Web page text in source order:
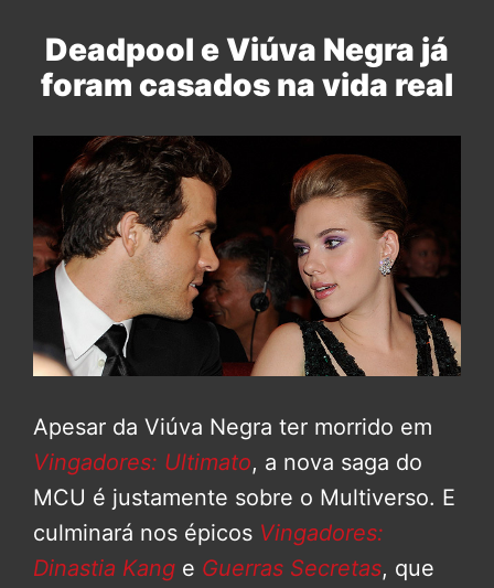
Deadpool e Viúva Negra já
foram casados na vida real
Apesar da Viúva Negra ter morrido em
Vingadores: Ultimato, a nova saga do
MCU é justamente sobre o Multiverso. E
culminará nos épicos Vingadores:
Dinastia Kang e Guerras Secretas, que